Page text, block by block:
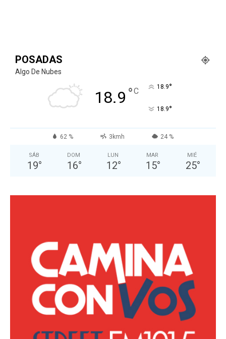
POSADAS
Algo De Nubes
18.9 °C 18.9°
18.9°
62 % 3kmh 24 %
SÁB
19°
DOM
16°
LUN
12°
MAR
15°
MIÉ
25°